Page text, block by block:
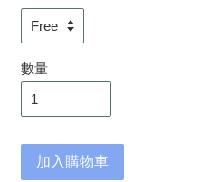
數量
加入購物車